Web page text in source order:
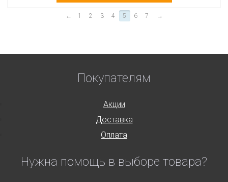
← 1 2 3 4 5 6 7 →
Покупателям
Акции
Доставка
Оплата
Нужна помощь в выборе товара?